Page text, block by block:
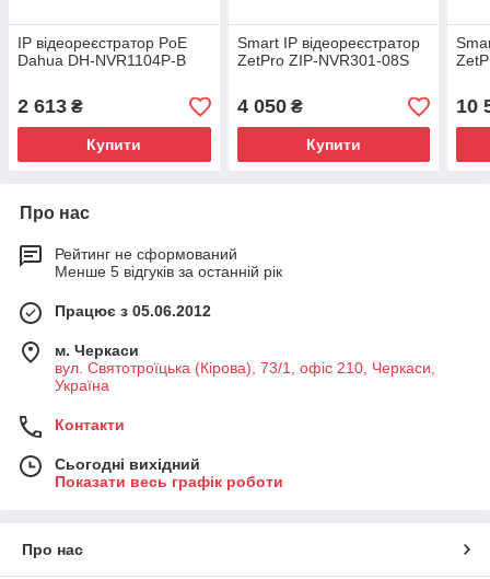
IP відеореєстратор PoE
Dahua DH-NVR1104P-B
2 613 ₴
Купити
Smart IP відеореєстратор
ZetPro ZIP-NVR301-08S
4 050₴
Купити
10
Про нас
Рейтинг не сформований
Менше 5 відгуків за останній рік
Працює з 05.06.2012
м. Черкаси
вул. Святотроїцька (Кірова), 73/1, офіс 210, Черкаси,
Україна
Контакти
Сьогодні вихідний
Показати весь графік роботи
Про нас